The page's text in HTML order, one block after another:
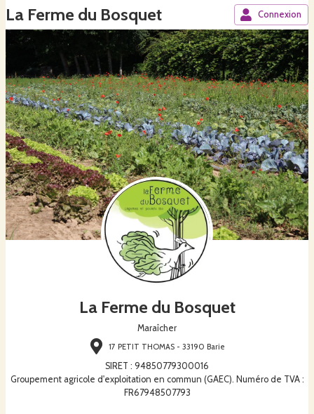
La Ferme du Bosquet Connexion
La Ferme du Bosquet
Maraîcher
17 PETIT THOMAS - 33190 Barie
SIRET : 94850779300016
Groupement agricole d'exploitation en commun (GAEC). Numéro de TVA :
FR67948507793